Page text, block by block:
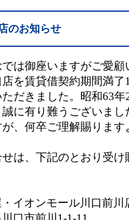
のお知らせ
は御座いますがご愛
を賃貸借契約期間満了
だきました。昭和63
に有り難うございま
、何卒ご理解賜りま
は、下記のとおり受
オンモール川口前川